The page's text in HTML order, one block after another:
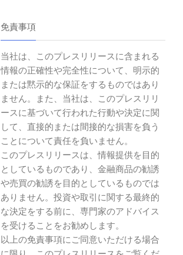
免責事項
当社は、このプレスリリースに含まれる
情報の正確性や完全性について、明示的
または黙示的な保証をするものではあり
ません。また、当社は、このプレスリリ
ースに基づいて行われた行動や決定に関
して、直接的または間接的な損害を負う
ことについて責任を負いません。
このプレスリリースは、情報提供を目的
としているものであり、金融商品の勧誘
や売買の勧誘を目的としているものでは
ありません。投資や取引に関する最終的
な決定をする前に、専門家のアドバイス
を受けることをお勧めします。
以上の免責事項にご同意いただける場合